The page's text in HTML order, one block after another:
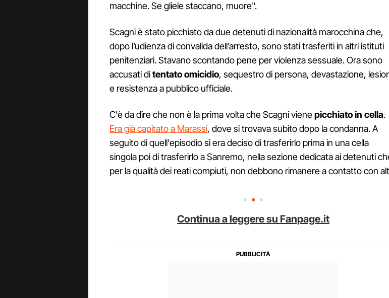
macchine. Se gliele staccano, muore".
Scagni è stato picchiato da due detenuti di nazionalità marocchina che,
dopo l’udienza di convalida dell’arresto, sono stati trasferiti in altri istituti
penitenziari. Stavano scontando pene per violenza sessuale. Ora sono
accusati ditentato omicidio, sequestro di persona, devastazione,
e resistenza a pubblico ufficiale.
C'è da dire che non è la prima volta che Scagni vienepicchiato in cella.
Era già capitato a Marassi, dove si trovava subito dopo la condanna. A
seguito di quell'episodio si era deciso di trasferirlo prima in una cella
singola poi di trasferirlo a Sanremo, nella sezione dedicata ai detenuti
per la qualità dei reati compiuti, non debbono rimanere a contatto con
Continua a leggere su Fanpage.it